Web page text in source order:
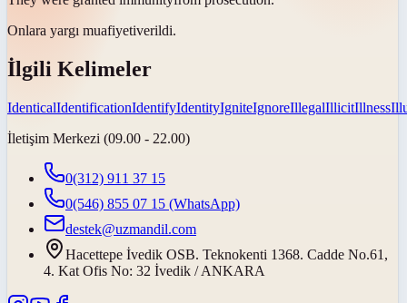
Onlara yargı muafiyetiverildi.
İlgili Kelimeler
IdenticalIdentificationIdentifyIdentityIgniteIgnoreIllegalIllicitIllness
İletişim Merkezi (09.00 - 22.00)
0(312) 911 37 15
0(546) 855 07 15 (WhatsApp)
destek@uzmandil.com
Hacettepe İvedik OSB. Teknokenti 1368. Cadde No.61,
4. Kat Ofis No: 32 İvedik / ANKARA